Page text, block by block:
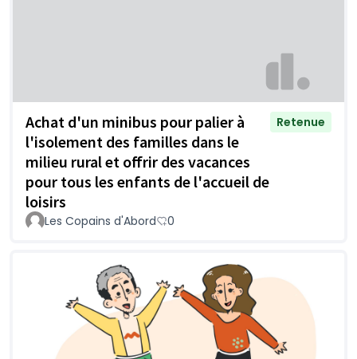
Achat d'un minibus pour palier à
l'isolement des familles dans le
milieu rural et offrir des vacances
pour tous les enfants de l'accueil de
loisirs
Retenue
Les Copains d'Abord 0